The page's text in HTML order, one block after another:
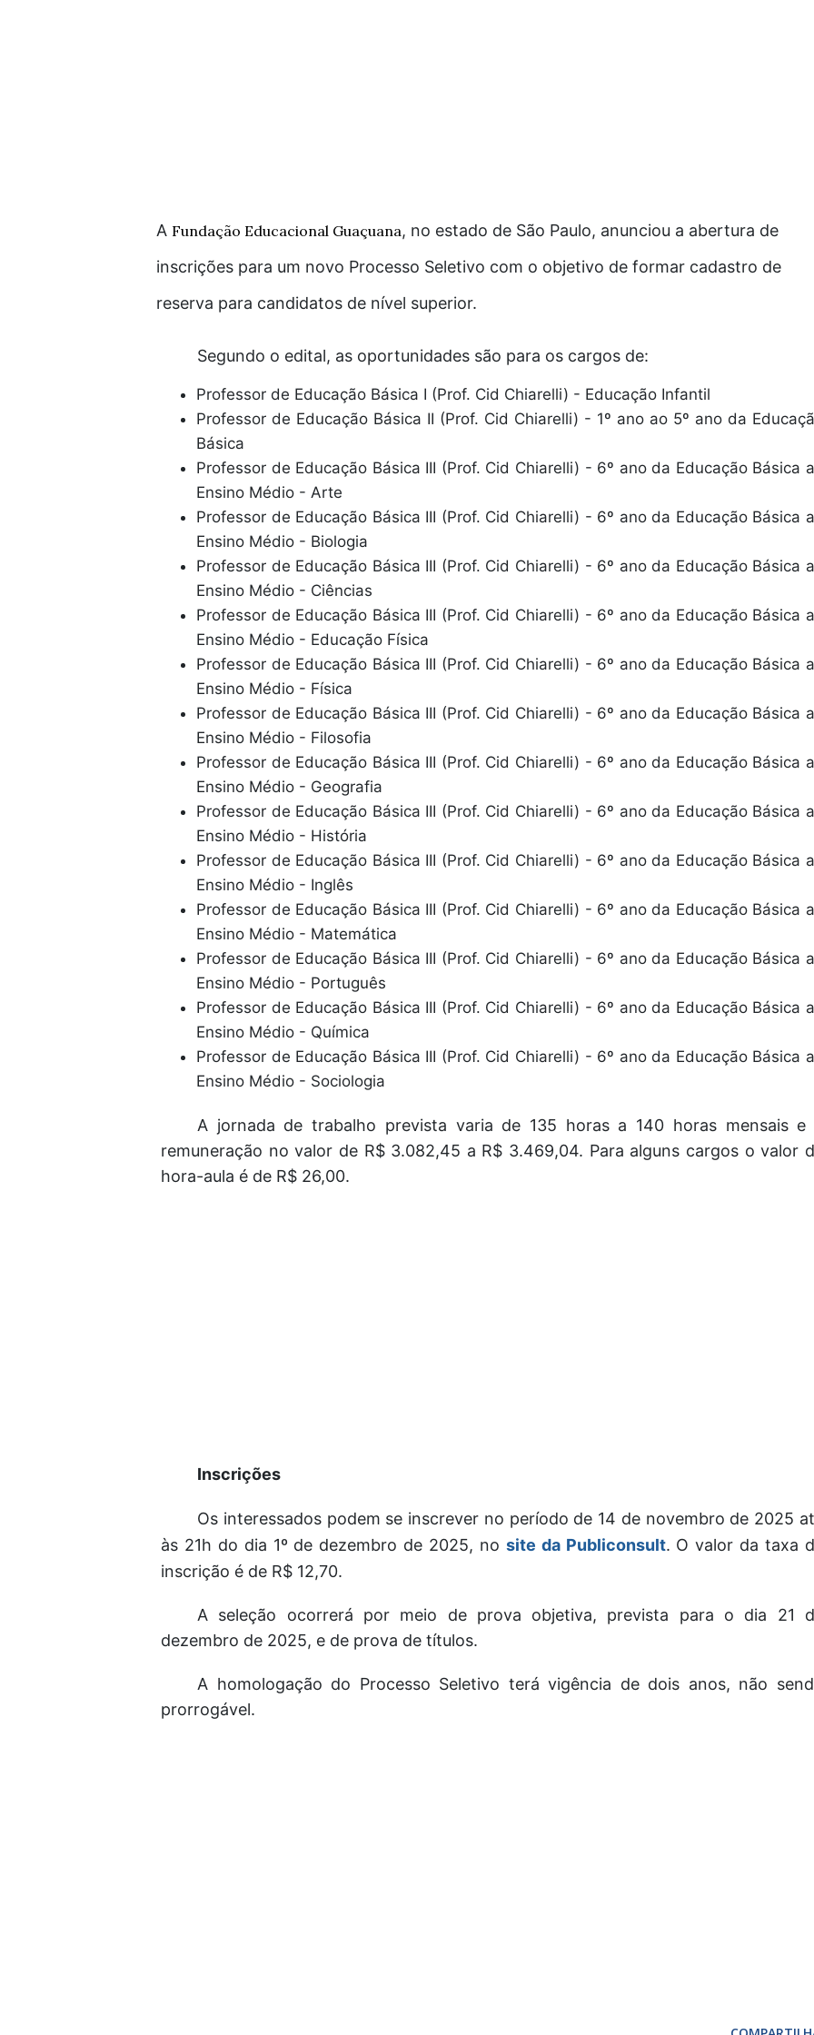
A Fundação Educacional Guaçuana, no estado de São Paulo, anunciou a abertura de
inscrições para um novo Processo Seletivo com o objetivo de formar cadastro de
reserva para candidatos de nível superior.
Segundo o edital, as oportunidades são para os cargos de:
Professor de Educação Básica I (Prof. Cid Chiarelli) - Educação Infantil
Professor de Educação Básica II (Prof. Cid Chiarelli) - 1º ano ao 5º ano da
Básica
Professor de Educação Básica III (Prof. Cid Chiarelli) - 6º ano da Educação Básica
Ensino Médio - Arte
Professor de Educação Básica III (Prof. Cid Chiarelli) - 6º ano da Educação Básica
Ensino Médio - Biologia
Professor de Educação Básica III (Prof. Cid Chiarelli) - 6º ano da Educação Básica
Ensino Médio - Ciências
Professor de Educação Básica III (Prof. Cid Chiarelli) - 6º ano da Educação Básica
Ensino Médio - Educação Física
Professor de Educação Básica III (Prof. Cid Chiarelli) - 6º ano da Educação Básica
Ensino Médio - Física
Professor de Educação Básica III (Prof. Cid Chiarelli) - 6º ano da Educação Básica
Ensino Médio - Filosofia
Professor de Educação Básica III (Prof. Cid Chiarelli) - 6º ano da Educação Básica
Ensino Médio - Geografia
Professor de Educação Básica III (Prof. Cid Chiarelli) - 6º ano da Educação Básica
Ensino Médio - História
Professor de Educação Básica III (Prof. Cid Chiarelli) - 6º ano da Educação Básica
Ensino Médio - Inglês
Professor de Educação Básica III (Prof. Cid Chiarelli) - 6º ano da Educação Básica
Ensino Médio - Matemática
Professor de Educação Básica III (Prof. Cid Chiarelli) - 6º ano da Educação Básica
Ensino Médio - Português
Professor de Educação Básica III (Prof. Cid Chiarelli) - 6º ano da Educação Básica
Ensino Médio - Química
Professor de Educação Básica III (Prof. Cid Chiarelli) - 6º ano da Educação Básica
Ensino Médio - Sociologia
A jornada de trabalho prevista varia de 135 horas a 140 horas mensais e
remuneração no valor de R$ 3.082,45 a R$ 3.469,04. Para alguns cargos o valor
hora-aula é de R$ 26,00.
Inscrições
Os interessados podem se inscrever no período de 14 de novembro de 2025
às 21h do dia 1º de dezembro de 2025, no site da Publiconsult. O valor da taxa
inscrição é de R$ 12,70.
A seleção ocorrerá por meio de prova objetiva, prevista para o dia 21
dezembro de 2025, e de prova de títulos.
A homologação do Processo Seletivo terá vigência de dois anos, não
prorrogável.